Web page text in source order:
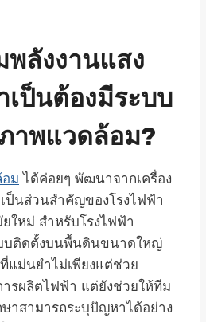
พลังงานแสง
เป็นต้องมีระบบ
าพแวดล้อม?
ม ได้ค่อยๆ พัฒนาจากเครื่อง
ป็นส่วนสำคัญของโรงไฟฟ้า
ใหม่ สำหรับโรงไฟฟ้า
บติดตั้งบนพื้นดินขนาดใหญ่
แม่นยำไม่เพียงแต่ช่วย
รผลิตไฟฟ้า แต่ยังช่วยให้ทีม
าสามารถระบุปัญหาได้อย่าง